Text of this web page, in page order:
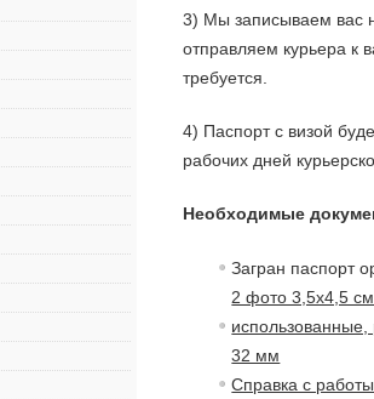
3) Мы записываем вас
отправляем курьера к
требуется.
4) Паспорт с визой
рабочих дней
Необходимые
Загран паспорт
2 фото 3,5х4,5
32 мм
Справка с работы